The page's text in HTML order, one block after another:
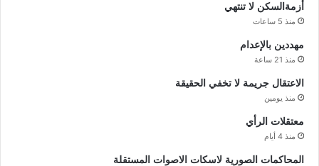
أزمةالسكن لا تنتهي
منذ 5 ساعات
مهددين بالإعدام
منذ 21 ساعة
الاعتقال جريمة لا تخفي الحقيقة
منذ يومين
معتقلات الرأي
منذ 4 أيام
المحاكمات الصورية لاسكات الاصوات المستقلة